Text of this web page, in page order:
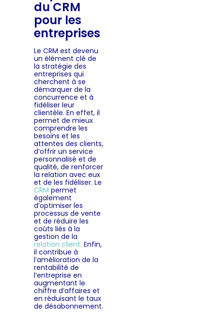
du CRM
pour les
entreprises
Le CRM est devenu
un élément clé de
la stratégie des
entreprises qui
cherchent à se
démarquer de la
concurrence et à
fidéliser leur
clientèle. En effet, il
permet de mieux
comprendre les
besoins et les
attentes des clients,
d’offrir un service
personnalisé et de
qualité, de renforcer
la relation avec eux
et de les fidéliser. Le
CRM permet
également
d’optimiser les
processus de vente
et de réduire les
coûts liés à la
gestion de la
relation client. Enfin,
il contribue à
l’amélioration de la
rentabilité de
l’entreprise en
augmentant le
chiffre d’affaires et
en réduisant le taux
de désabonnement.